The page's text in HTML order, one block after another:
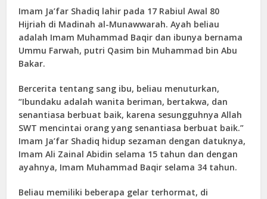
Imam Ja’far Shadiq lahir pada 17 Rabiul Awal 80
Hijriah di Madinah al-Munawwarah. Ayah beliau
adalah Imam Muhammad Baqir dan ibunya bernama
Ummu Farwah, putri Qasim bin Muhammad bin Abu
Bakar.
Bercerita tentang sang ibu, beliau menuturkan,
“Ibundaku adalah wanita beriman, bertakwa, dan
senantiasa berbuat baik, karena sesungguhnya Allah
SWT mencintai orang yang senantiasa berbuat baik.”
Imam Ja’far Shadiq hidup sezaman dengan datuknya,
Imam Ali Zainal Abidin selama 15 tahun dan dengan
ayahnya, Imam Muhammad Baqir selama 34 tahun.
Beliau memiliki beberapa gelar terhormat, di